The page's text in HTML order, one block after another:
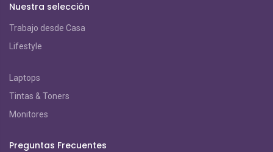
Nuestra selección
Trabajo desde Casa
Lifestyle
Laptops
Tintas & Toners
Monitores
Preguntas Frecuentes